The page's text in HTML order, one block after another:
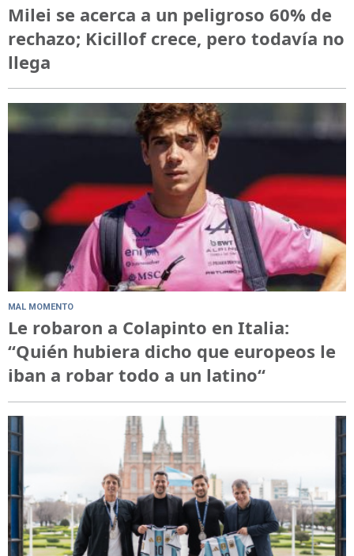
Milei se acerca a un peligroso 60% de
rechazo; Kicillof crece, pero todavía no
llega
MAL MOMENTO
Le robaron a Colapinto en Italia:
“Quién hubiera dicho que europeos le
iban a robar todo a un latino“